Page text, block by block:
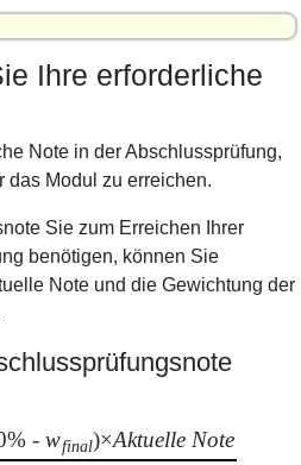
Ihre erforderliche
Note in der Abschlussprüfung,
das Modul zu erreichen.
Sie zum Erreichen Ihrer
benötigen, können Sie
Note und die Gewichtung der
-wfinal)×Aktuelle Note